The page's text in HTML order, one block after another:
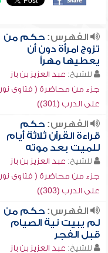
الفهرس:حكم من
تزوج امرأة دون أن
يعطيها مهراً
للشيخ: عبد العزيز بن باز
جزء من محاضرة ( فتاوى نور
على الدرب (301))
الفهرس:حكم
قراءة القرآن ثلاثة أيام
للميت بعد موته
للشيخ: عبد العزيز بن باز
جزء من محاضرة ( فتاوى نور
على الدرب (303))
الفهرس:حكم من
لم يبيت نية الصيام
قبل الفجر
للشيخ: عبد العزيز بن باز